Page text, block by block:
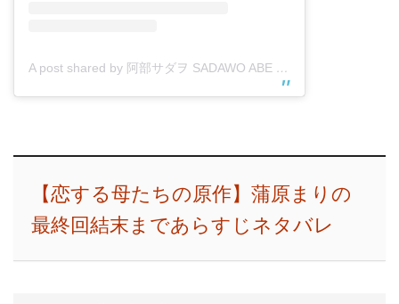
A post shared by 阿部サダヲ SADAWO ABE (@sadawoabe_fan)
【恋する母たちの原作】蒲原まりの
最終回結末まであらすじネタバレ